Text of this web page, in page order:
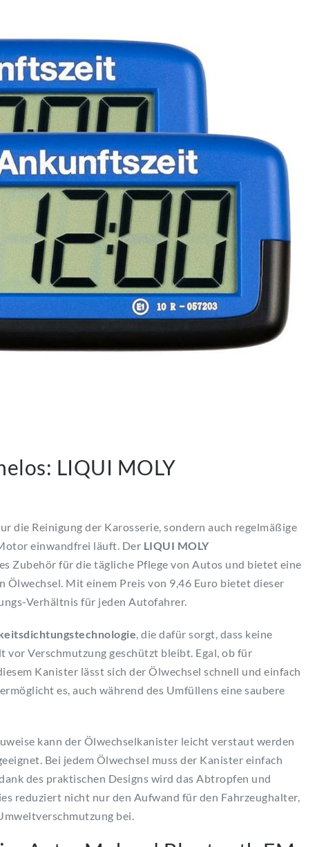
LIQUI MOLY
die Reinigung der Karosserie, sondern auch regelmäßige
einwandfrei läuft. Der LIQUI MOLY
Zubehör für die tägliche Pflege von Autos und bietet eine
Ölwechsel. Mit einem Preis von 9,46 Euro bietet dieser
Verhältnis für jeden Autofahrer.
, die dafür sorgt, dass keine
Verschmutzung geschützt bleibt. Egal, ob für
Kanister lässt sich der Ölwechsel schnell und einfach
es, auch während des Umfüllens eine saubere
kann der Ölwechselkanister leicht verstaut werden
Bei jedem Ölwechsel muss der Kanister einfach
des praktischen Designs wird das Abtropfen und
reduziert nicht nur den Aufwand für den Fahrzeughalter,
bei.